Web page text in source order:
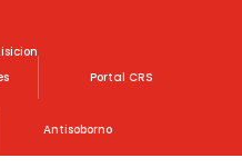
Portal CRS
Antisoborno